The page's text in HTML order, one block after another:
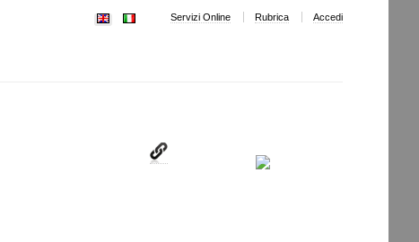
Servizi Online Rubrica Accedi